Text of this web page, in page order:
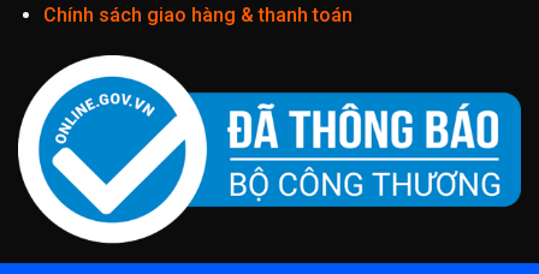
Chính sách giao hàng & thanh toán